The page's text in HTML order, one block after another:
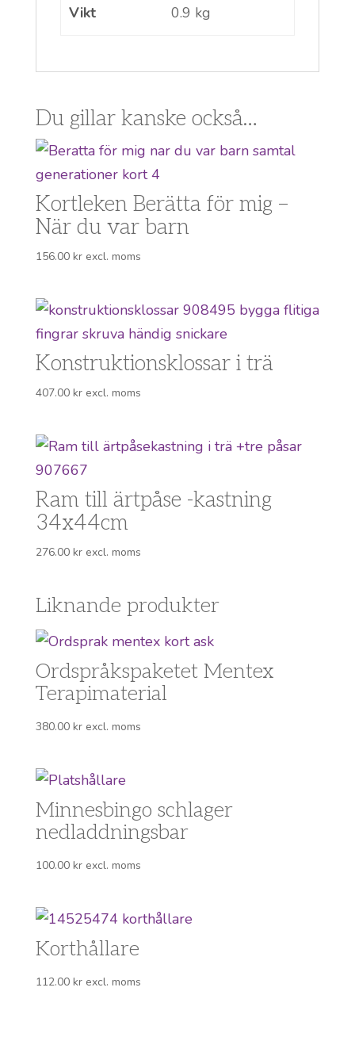
Vikt 0.9 kg
Du gillar kanske också…
Kortleken Berätta för mig –
När du var barn
156.00 krexcl. moms
Konstruktionsklossar i trä
407.00 krexcl. moms
Ram till ärtpåse -kastning
34x44cm
276.00 krexcl. moms
Liknande produkter
Ordspråkspaketet Mentex
Terapimaterial
380.00 krexcl. moms
Minnesbingo schlager
nedladdningsbar
100.00 krexcl. moms
Korthållare
112.00 krexcl. moms